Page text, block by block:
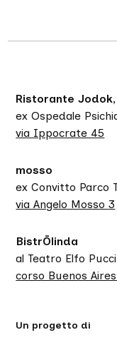
Ristorante
ex Ospedale
via Ippocrate 45
mosso
ex Convitto Parco
via Angelo Mosso 3
BistrŌlinda
al Teatro Elfo
corso Buenos
Un progetto di